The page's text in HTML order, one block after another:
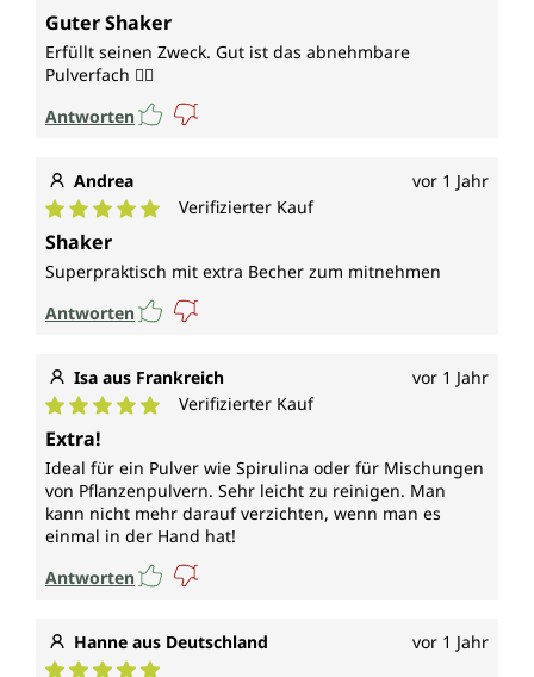
Durchschnittliche Bewertung von 5 von 5 Sternen
Guter Shaker
Erfüllt seinen Zweck. Gut ist das abnehmbare
Pulverfach 👍🏼
Antworten
Andrea vor 1 Jahr
Durchschnittliche Bewertung von 5 von 5 Sternen
Verifizierter Kauf
Shaker
Superpraktisch mit extra Becher zum mitnehmen
Antworten
Isa aus Frankreich vor 1 Jahr
Durchschnittliche Bewertung von 5 von 5 Sternen
Verifizierter Kauf
Extra!
Ideal für ein Pulver wie Spirulina oder für Mischungen
von Pflanzenpulvern. Sehr leicht zu reinigen. Man
kann nicht mehr darauf verzichten, wenn man es
einmal in der Hand hat!
Antworten
Hanne aus Deutschland vor 1 Jahr